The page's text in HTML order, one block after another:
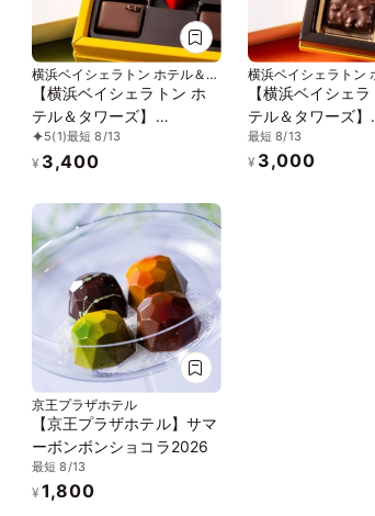
横浜ベイシェラトン ホテル＆タ
ワーズ
【横浜ベイシェラトン ホ
テル＆タワーズ】
「BÉSAME MUCHO（ベサ
メムーチョ）」※5ピース
5(1)最短 8/13
¥ 3,400
横浜ベイシェラトン
ワーズ
【横浜ベイシェ
テル＆タワーズ】
「CHUAO
オ ルンバ)」※4 ピ
最短 8/13
¥ 3,000
京王プラザホテル
【京王プラザホテル】サマ
ーボンボンショコラ2026
最短 8/13
¥ 1,800